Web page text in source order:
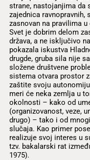
strane, nastojanjima da
zajednica ravnopravnih,
zasnovan na pravilima
Svet je dobrim delom
država, a ne isključivo
pokazala iskustva
drugde, gruba sila nije
složene društvene
sistema otvara prostor
zaštite svoju
meri će neka zemlja u
okolnosti – kako od
(organizovanost, veze,
drugo) – tako i od
slučaja. Kao primer
realizuje svoj interes u
tzv. bakalarski rat
1975).